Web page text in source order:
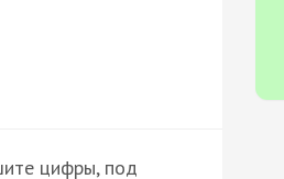
цифры, под